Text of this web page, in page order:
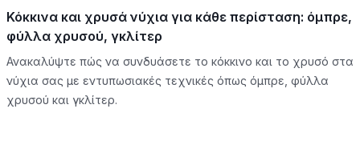
Κόκκινα και χρυσά νύχια για κάθε περίσταση: όμπρε,
φύλλα χρυσού, γκλίτερ
Ανακαλύψτε πώς να συνδυάσετε το κόκκινο και το χρυσό στα
νύχια σας με εντυπωσιακές τεχνικές όπως όμπρε, φύλλα
χρυσού και γκλίτερ.